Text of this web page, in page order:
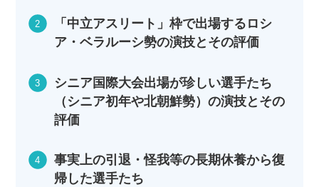
「中立アスリート」枠で出場するロシ
ア・ベラルーシ勢の演技とその評価
シニア国際大会出場が珍しい選手たち
（シニア初年や北朝鮮勢）の演技とその
評価
事実上の引退・怪我等の長期休養から復
帰した選手たち